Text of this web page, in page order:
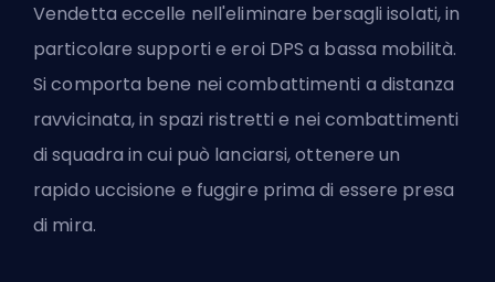
Vendetta eccelle nell'eliminare bersagli isolati, in
particolare supporti e eroi DPS a bassa mobilità.
Si comporta bene nei combattimenti a distanza
ravvicinata, in spazi ristretti e nei combattimenti
di squadra in cui può lanciarsi, ottenere un
rapido uccisione e fuggire prima di essere presa
di mira.